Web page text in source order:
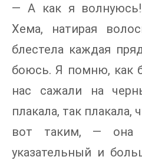
— А как я
Хема, натирая
блестела каждая
боюсь. Я помню, как
нас сажали на
плакала, так плакала,
вот таким, — она
указательный и